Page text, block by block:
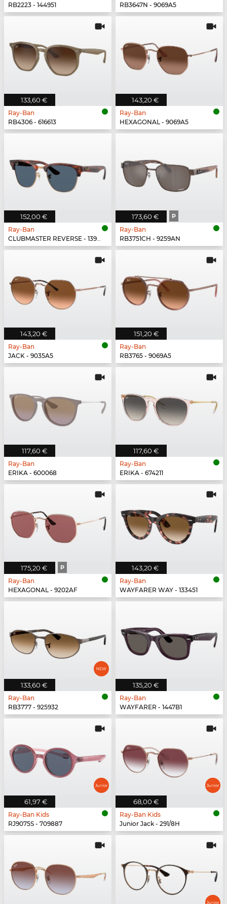
RB2223 - 144951
RB3647N - 9069A5
133,60 €
Ray-Ban
RB4306 - 616613
143,20 €
Ray-Ban
HEXAGONAL - 9069A5
152,00 €
Ray-Ban
CLUBMASTER REVERSE - 13983A
173,60 € P
Ray-Ban
RB3751CH - 9259AN
143,20 €
Ray-Ban
JACK - 9035A5
151,20 €
Ray-Ban
RB3765 - 9069A5
117,60 €
Ray-Ban
ERIKA - 600068
117,60 €
Ray-Ban
ERIKA - 674211
175,20 € P
Ray-Ban
HEXAGONAL - 9202AF
143,20 €
Ray-Ban
WAYFARER WAY - 133451
133,60 €
Ray-Ban
RB3777 - 925932
135,20 €
Ray-Ban
WAYFARER - 1447B1
61,97 €
Ray-Ban Kids
RJ9075S - 709887
68,00 €
Ray-Ban Kids
Junior Jack - 291/8H